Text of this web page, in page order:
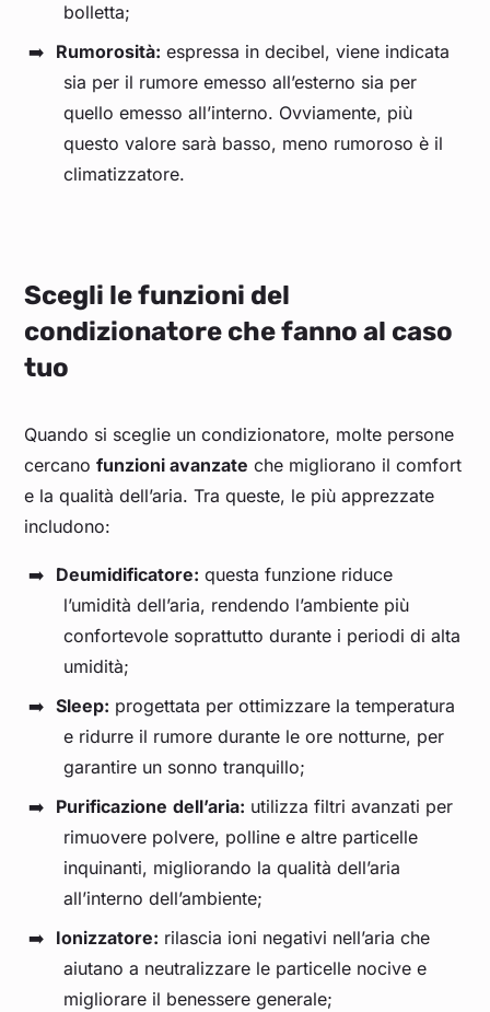
bolletta;
Rumorosità: espressa in decibel, viene indicata
sia per il rumore emesso all’esterno sia per
quello emesso all’interno. Ovviamente, più
questo valore sarà basso, meno rumoroso è il
climatizzatore.
Scegli le funzioni del
condizionatore che fanno al caso
tuo
Quando si sceglie un condizionatore, molte persone
cercanofunzioni avanzate che migliorano il comfort
e la qualità dell’aria. Tra queste, le più apprezzate
includono:
Deumidificatore: questa funzione riduce
l’umidità dell’aria, rendendo l’ambiente più
confortevole soprattutto durante i periodi di alta
umidità;
Sleep: progettata per ottimizzare la temperatura
e ridurre il rumore durante le ore notturne, per
garantire un sonno tranquillo;
Purificazione dell’aria: utilizza filtri avanzati per
rimuovere polvere, polline e altre particelle
inquinanti, migliorando la qualità dell’aria
all’interno dell’ambiente;
Ionizzatore: rilascia ioni negativi nell’aria che
aiutano a neutralizzare le particelle nocive e
migliorare il benessere generale;